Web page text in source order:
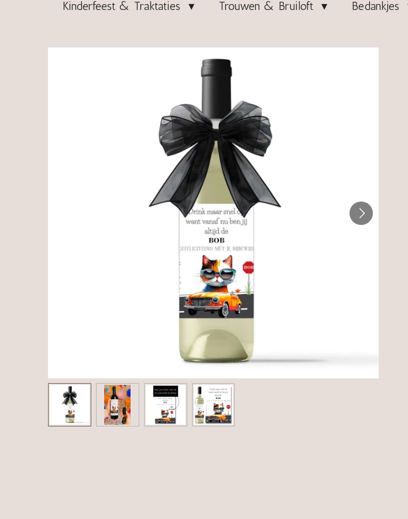
Kinderfeest & Traktaties Trouwen & Bruiloft Bedankjes